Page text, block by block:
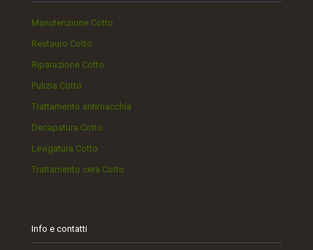
Manutenzione Cotto
Restauro Cotto
Riparazione Cotto
Pulizia Cotto
Trattamento antimacchia
Decapatura Cotto
Levigatura Cotto
Trattamento cera Cotto
Info e contatti